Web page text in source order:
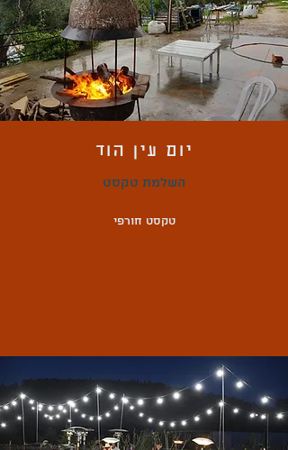
יום עין הוד
השלמת טקסט
טקסט חורפי